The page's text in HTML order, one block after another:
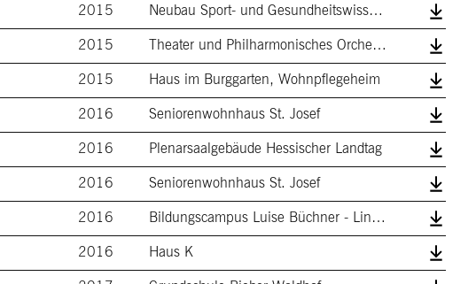
2015
Neubau Sport- und Gesundheitswissenschaf…
2015
Theater und Philharmonisches Orchester
2015
Haus im Burggarten, Wohnpflegeheim
2016
Seniorenwohnhaus St. Josef
2016
Plenarsaalgebäude Hessischer Landtag
2016
Seniorenwohnhaus St. Josef
2016
Bildungscampus Luise Büchner - Lincoln-S…
2016
Haus K